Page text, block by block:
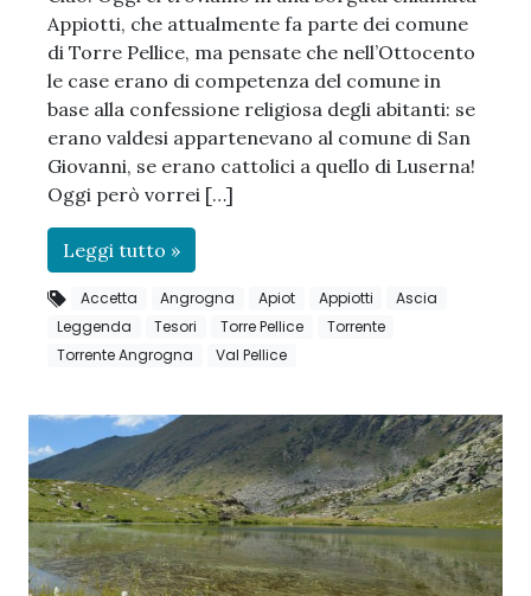
Appiotti, che attualmente fa parte dei comune
di Torre Pellice, ma pensate che nell’Ottocento
le case erano di competenza del comune in
base alla confessione religiosa degli abitanti: se
erano valdesi appartenevano al comune di San
Giovanni, se erano cattolici a quello di Luserna!
Oggi però vorrei […]
Leggi tutto »
Accetta Angrogna Apiot Appiotti
Ascia
Leggenda
Tesori Torre Pellice
Torrente
Torrente Angrogna
Val Pellice